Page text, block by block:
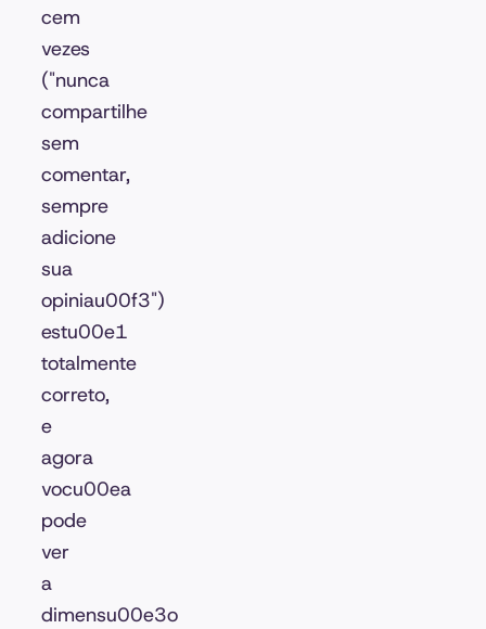
cem
vezes
("nunca
compartilhe
sem
comentar,
sempre
adicione
sua
opiniau00f3")
estu00e1
totalmente
correto,
e
agora
vocu00ea
pode
ver
a
dimensu00e3o